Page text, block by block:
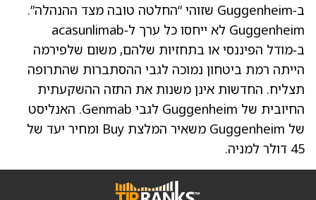
ב‑Guggenheim שזוהי “החלטה טובה מצד ההנהלה”.
Guggenheim לא ייחסו כל ערך ל‑acasunlimab
ב‑מודל הפיננסי או בתחזיות שלהם, משום שלפירמה
הייתה רמת ביטחון נמוכה לגבי ההסתברות שהתרופה
תצליח. החדשות אינן משנות את התזה ההשקעתית
החיובית של Guggenheim לגבי Genmab. האנליסט
של Guggenheim משאיר המלצת Buy ומחיר יעד של
45 דולר למניה.